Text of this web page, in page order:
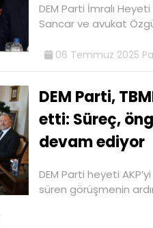
DEM Parti İmralı
Sancar ve avukat
06 Temmuz 2025
DEM Parti,
etti: Süreç,
devam ediyor
DEM Parti heyeti
süren görüşmenin